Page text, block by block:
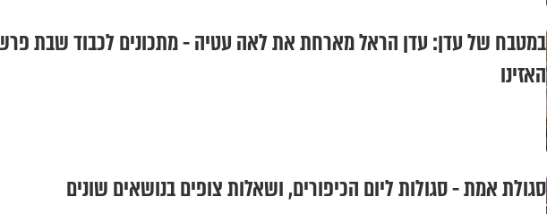
במטבח של עדן: עדן הראל מארחת את לאה עטיה - מתכונים לכבוד שבת
האזינו
סגולת אמת - סגולות ליום הכיפורים, ושאלות צופים בנושאים שונים